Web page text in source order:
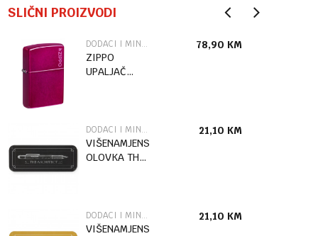
SLIČNI PROIZVODI
DODACI I MINI ALATI
ZIPPO
UPALJAČ
78,90 KM
DODACI I MINI ALATI
VIŠENAMJENSKA
OLOVKA THE
21,10 KM
DODACI I MINI ALATI
VIŠENAMJENSKA
21,10 KM